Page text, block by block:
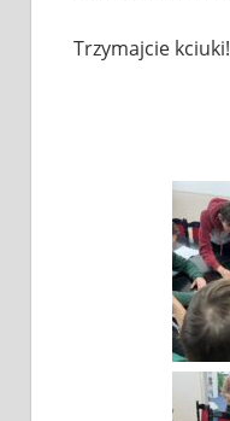
Trzymajcie kciuki!